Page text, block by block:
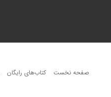
صفحه نخست کتاب‌های رایگان